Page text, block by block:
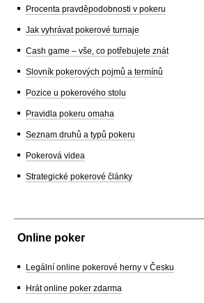
Procenta pravděpodobnosti v pokeru
Jak vyhrávat pokerové turnaje
Cash game – vše, co potřebujete znát
Slovník pokerových pojmů a termínů
Pozice u pokerového stolu
Pravidla pokeru omaha
Seznam druhů a typů pokeru
Pokerová videa
Strategické pokerové články
Online poker
Legální online pokerové herny v Česku
Hrát online poker zdarma